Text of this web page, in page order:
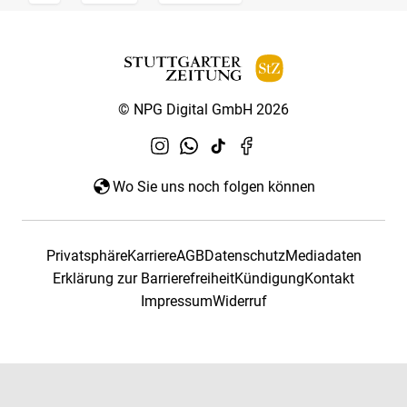
© NPG Digital GmbH 2026
Wo Sie uns noch folgen können
PrivatsphäreKarriereAGBDatenschutzMediadaten
Erklärung zur BarrierefreiheitKündigungKontakt
ImpressumWiderruf